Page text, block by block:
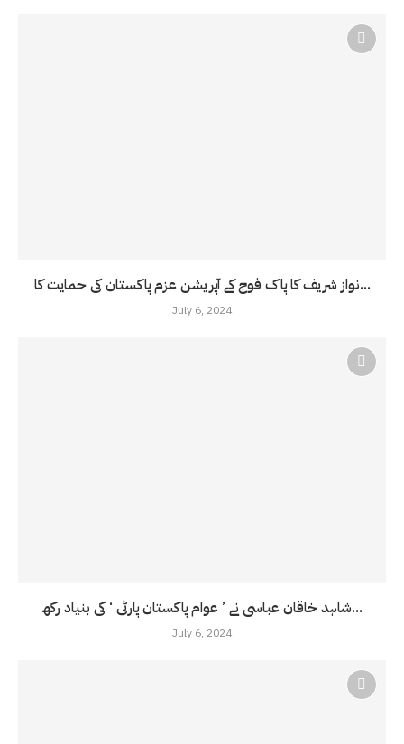
نواز شریف کا پاک فوج کے آپریشن عزم پاکستان کی حمایت کا...
July 6, 2024
شاہد خاقان عباسی نے ’ عوام پاکستان پارٹی ‘ کی بنیاد رکھ...
July 6, 2024